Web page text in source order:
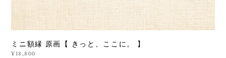
ミニ額縁 原画【 きっと、ここに。 】
¥18,800